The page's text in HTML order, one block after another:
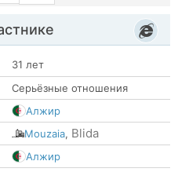
31 лет
Серьёзные отношения
Алжир
Mouzaia, Blida
Алжир